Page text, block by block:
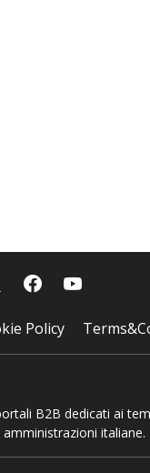
Policy
B2B dedicati ai
italiane.